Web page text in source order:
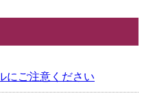
にご注意ください